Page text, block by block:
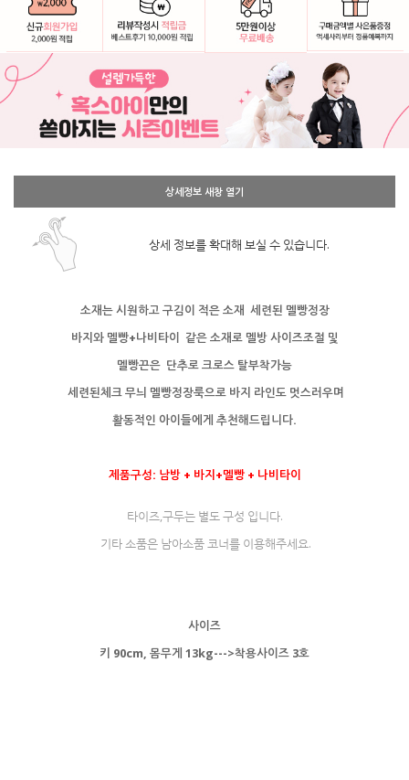
상세정보 새창 열기
상세 정보를 확대해 보실 수 있습니다.
소재는 시원하고 구김이 적은 소재 세련된 멜빵정장
바지와 멜빵+나비타이 같은 소재로 멜방 사이즈조절 및
멜빵끈은 단추로 크로스 탈부착가능
세련된체크 무늬 멜빵정장룩으로 바지 라인도 멋스러우며
활동적인 아이들에게 추천해드립니다.
제품구성: 남방 + 바지+멜빵 + 나비타이
타이즈,구두는 별도 구성 입니다.
기타 소품은 남아소품 코너를 이용해주세요.
사이즈
키 90cm, 몸무게 13kg--->착용사이즈 3호